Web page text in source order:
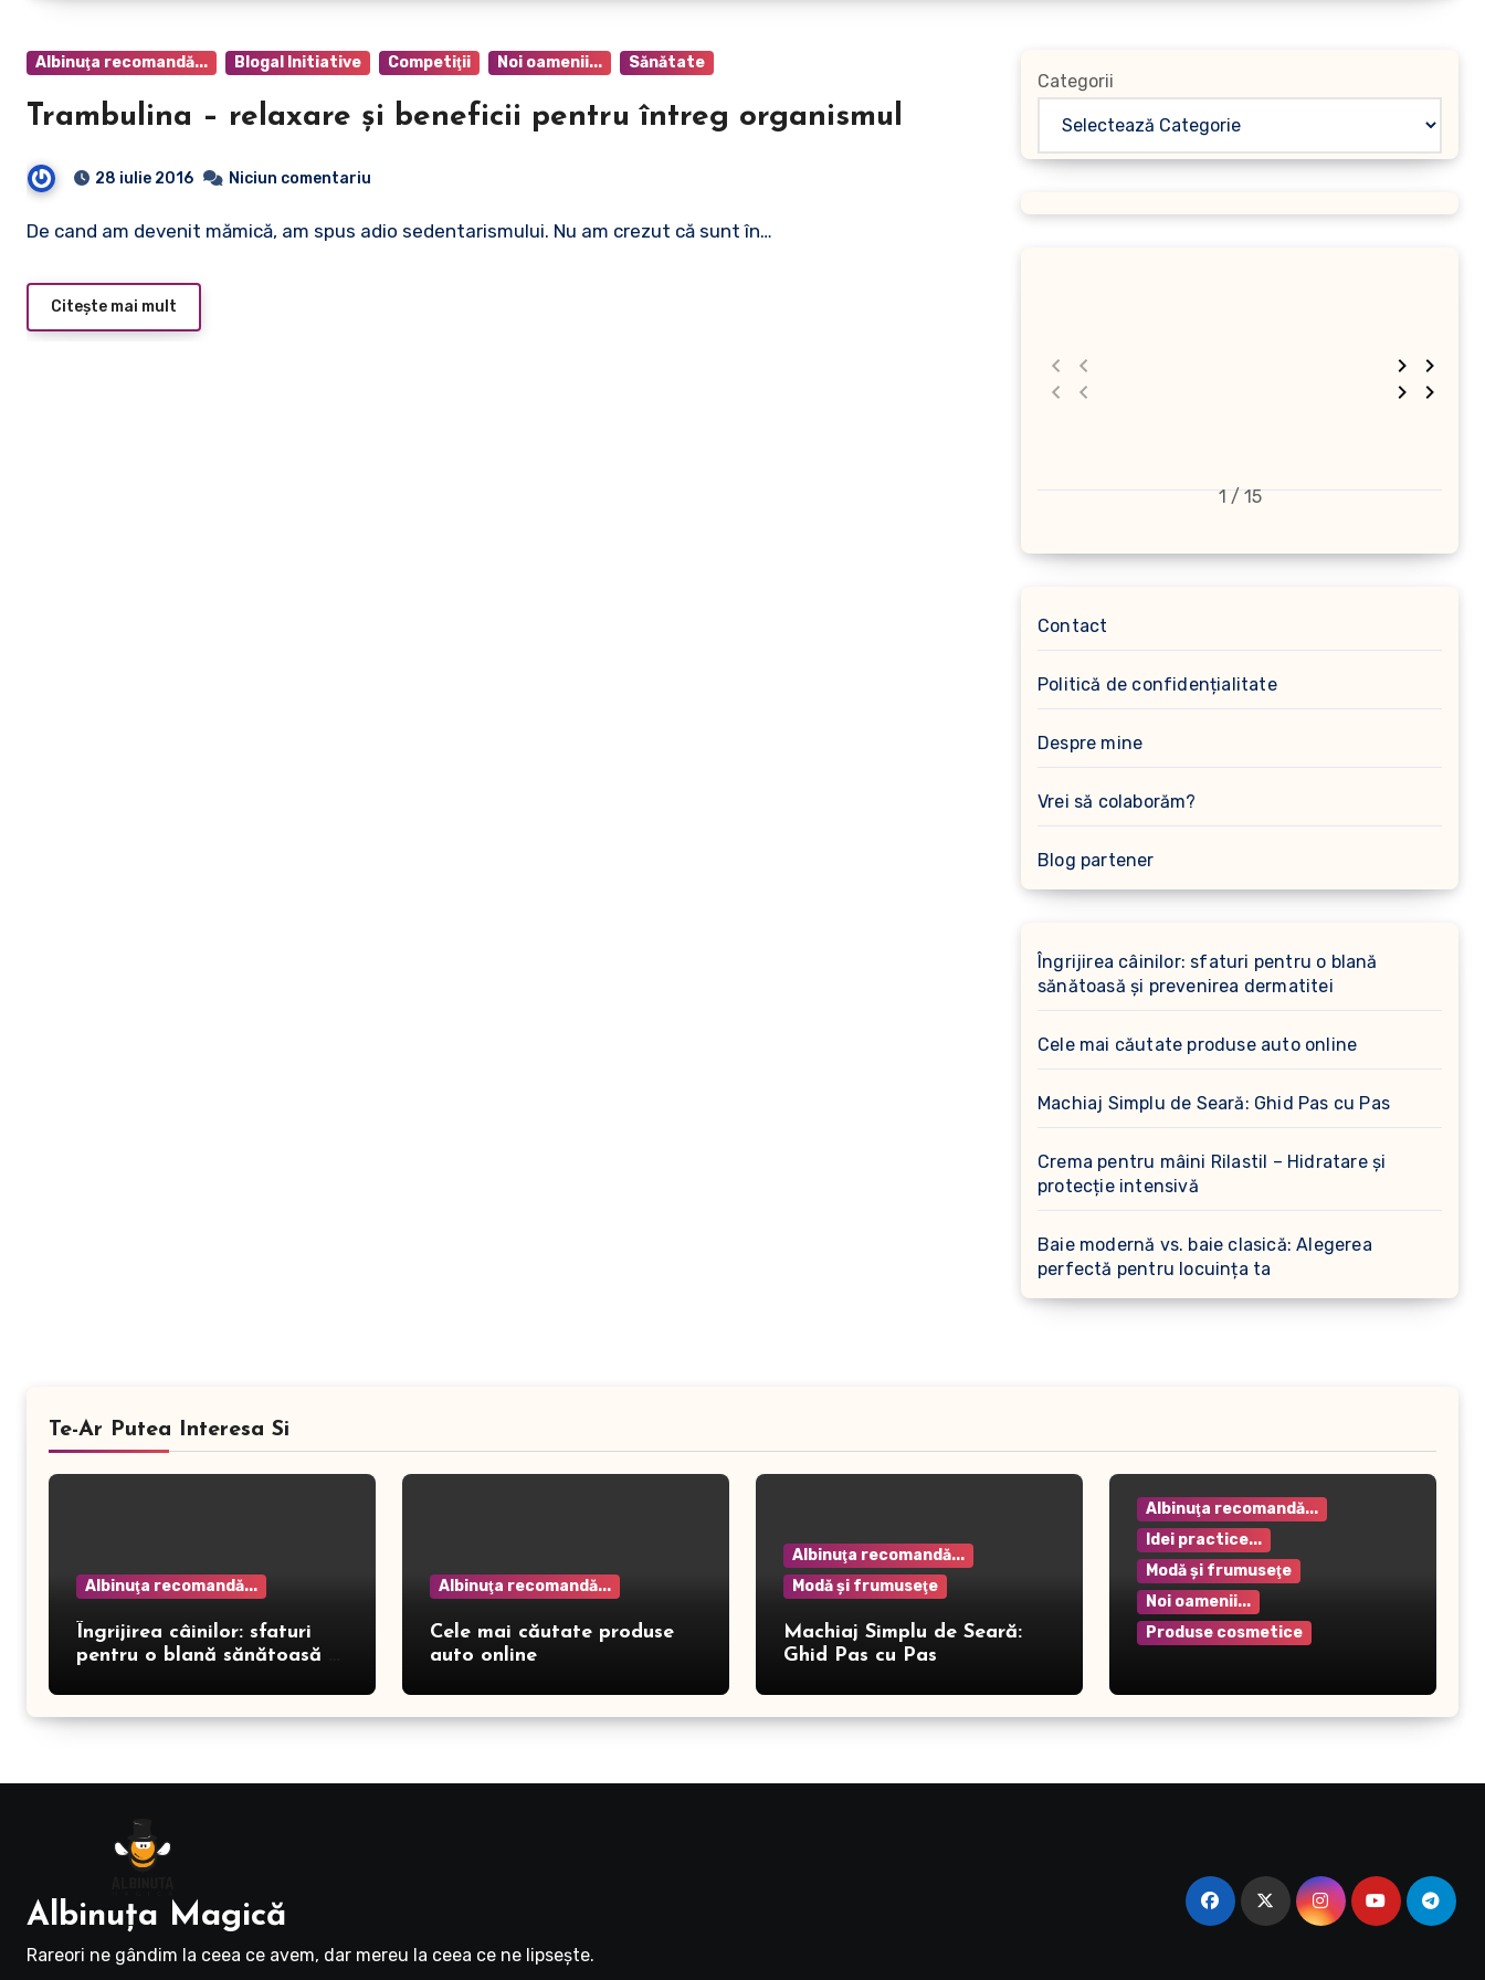
Albinuţa recomandă... Blogal Initiative Competiţii Noi oamenii... Sănătate
Trambulina – relaxare şi beneficii pentru întreg organismul
28 iulie 2016 Niciun comentariu
De cand am devenit mămică, am spus adio sedentarismului. Nu am crezut că sunt în…
Citește mai mult
Categorii
1 / 15
Contact
Politică de confidențialitate
Despre mine
Vrei să colaborăm?
Blog partener
Îngrijirea câinilor: sfaturi pentru o blană
sănătoasă și prevenirea dermatitei
Cele mai căutate produse auto online
Machiaj Simplu de Seară: Ghid Pas cu Pas
Crema pentru mâini Rilastil – Hidratare și
protecție intensivă
Baie modernă vs. baie clasică: Alegerea
perfectă pentru locuința ta
Te-Ar Putea Interesa Si
Albinuţa recomandă...
Îngrijirea câinilor: sfaturi
pentru o blană sănătoasă și
Albinuţa recomandă...
Cele mai căutate produse
auto online
Albinuţa recomandă...
Modă şi frumuseţe
Machiaj Simplu de Seară:
Ghid Pas cu Pas
Albinuţa recomandă...
Idei practice...
Modă şi frumuseţe
Noi oamenii...
Produse cosmetice
– Hidratare și protecție
intensivă
Albinuţa Magică
Rareori ne gândim la ceea ce avem, dar mereu la ceea ce ne lipseşte.